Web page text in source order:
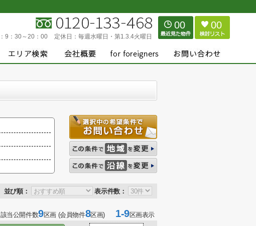
9：30～20：00 定休日： 毎週水曜日・第1.3.4火曜日
00 00
並び順： 表示件数：
該当公開件数9区画 (会員物件8区画)1-9区画表示